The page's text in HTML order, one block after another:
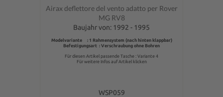
Valutazione media di 0 su 5 stelle
Airax deflettore del vento adatto per Rover
MG RV8
Baujahr von: 1992 - 1995
Modelvariante : 1 Rahmensystem (nach hinten klappbar)
Befestigungsart : Verschraubung ohne Bohren
Für diesen Artikel passende Tasche : Variante 4
Für weitere Infos auf Artikel klicken
WSP059